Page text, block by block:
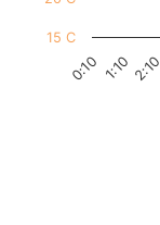
0:10 1:10 2:10
15 C